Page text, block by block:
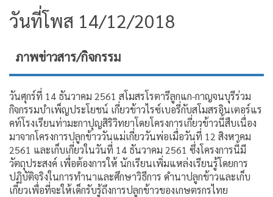
วันที่โพส 14/12/2018
ภาพข่าวสาร/กิจกรรม
วันศุกร์ที่ 14 ธันวาคม 2561 สโมสรโรตารีลูกแก-กาญจนบุรีร่วม
กิจกรรมบำเพ็ญประโยชน์ เกี่ยวข้าวไรซ์เบอรี่กับสโมสรอินเตอร์แร
คท์โรงเรียนท่ามะกาปุญสิริวิทยาโดยโครงการเกี่ยวข้าวนี้สืบเนื่อง
มาจากโครงการปลูกข้าววันแม่เกี่ยววันพ่อเมื่อวันที่ 12 สิงหาคม
2561 และเก็บเกี่ยวในวันที่ 14 ธันวาคม 2561 ซึ่งโครงการนี้มี
วัตถุประสงค์ เพื่อต้องการให้ นักเรียนเพิ่มแหล่งเรียนรู้โดยการ
ปฏิบัติจริงในการทำนาและศึกษาวิธีการ ดำนาปลูกข้าวและเก็บ
เกี่ยวเพื่อที่จะให้เด็กรับรู้ถึงการปลูกข้าวของเกษตรกรไทย